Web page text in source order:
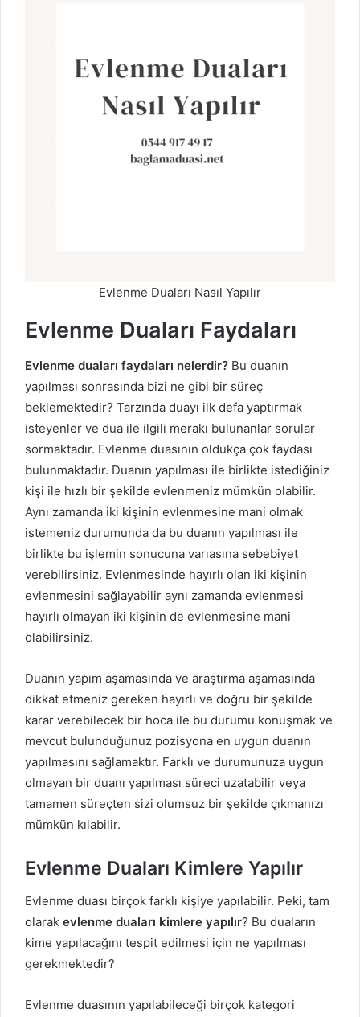
Evlenme Duaları Nasıl Yapılır
Evlenme Duaları Faydaları
Evlenme duaları faydaları nelerdir? Bu duanın
yapılması sonrasında bizi ne gibi bir süreç
beklemektedir? Tarzında duayı ilk defa yaptırmak
isteyenler ve dua ile ilgili merakı bulunanlar sorular
sormaktadır. Evlenme duasının oldukça çok faydası
bulunmaktadır. Duanın yapılması ile birlikte istediğiniz
kişi ile hızlı bir şekilde evlenmeniz mümkün olabilir.
Aynı zamanda iki kişinin evlenmesine mani olmak
istemeniz durumunda da bu duanın yapılması ile
birlikte bu işlemin sonucuna varıasına sebebiyet
verebilirsiniz. Evlenmesinde hayırlı olan iki kişinin
evlenmesini sağlayabilir aynı zamanda evlenmesi
hayırlı olmayan iki kişinin de evlenmesine mani
olabilirsiniz.
Duanın yapım aşamasında ve araştırma aşamasında
dikkat etmeniz gereken hayırlı ve doğru bir şekilde
karar verebilecek bir hoca ile bu durumu konuşmak ve
mevcut bulunduğunuz pozisyona en uygun duanın
yapılmasını sağlamaktır. Farklı ve durumunuza uygun
olmayan bir duanı yapılması süreci uzatabilir veya
tamamen süreçten sizi olumsuz bir şekilde çıkmanızı
mümkün kılabilir.
Evlenme Duaları Kimlere Yapılır
Evlenme duası birçok farklı kişiye yapılabilir. Peki, tam
olarak evlenme duaları kimlere yapılır? Bu duaların
kime yapılacağını tespit edilmesi için ne yapılması
gerekmektedir?
Evlenme duasının yapılabileceği birçok kategori